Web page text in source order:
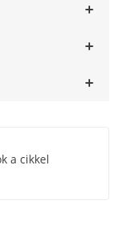
a cikkel